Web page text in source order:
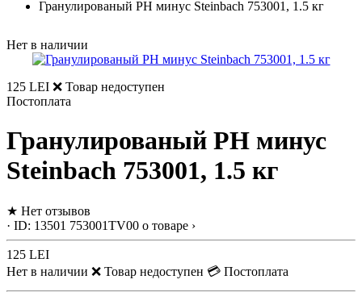
Гранулированый PH минус Steinbach 753001, 1.5 кг
Нет в наличии
125 LEI ❌ Товар недоступен
Постоплата
Гранулированый PH минус
Steinbach 753001, 1.5 кг
★ Нет отзывов
· ID: 13501 753001TV00 о товаре ›
125 LEI
Нет в наличии ❌ Товар недоступен 💳 Постоплата